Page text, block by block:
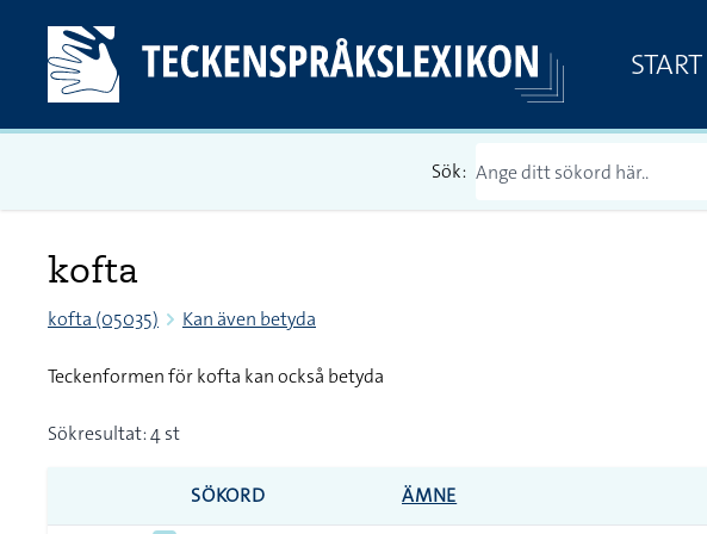
START
Sök:
kofta
kofta (05035) Kan även betyda
Teckenformen för kofta kan också betyda
Sökresultat: 4 st
SÖKORD ÄMNE